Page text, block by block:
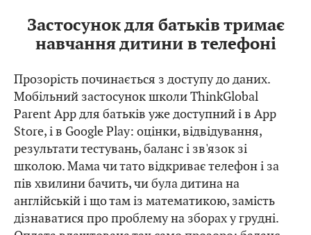
Застосунок для батьків тримає
навчання дитини в телефоні
Прозорість починається з доступу до даних.
Мобільний застосунок школи ThinkGlobal
Parent App для батьків уже доступний і в App
Store, і в Google Play: оцінки, відвідування,
результати тестувань, баланс і зв'язок зі
школою. Мама чи тато відкриває телефон і за
пів хвилини бачить, чи була дитина на
англійській і що там із математикою, замість
дізнаватися про проблему на зборах у грудні.